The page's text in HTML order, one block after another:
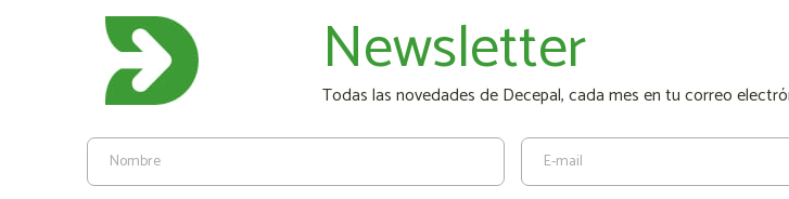
Newsletter
Todas las novedades de Decepal, cada mes en tu correo